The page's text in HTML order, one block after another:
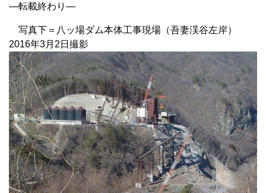
—転載終わり—
写真下＝八ッ場ダム本体工事現場（吾妻渓谷左岸）
2016年3月2日撮影